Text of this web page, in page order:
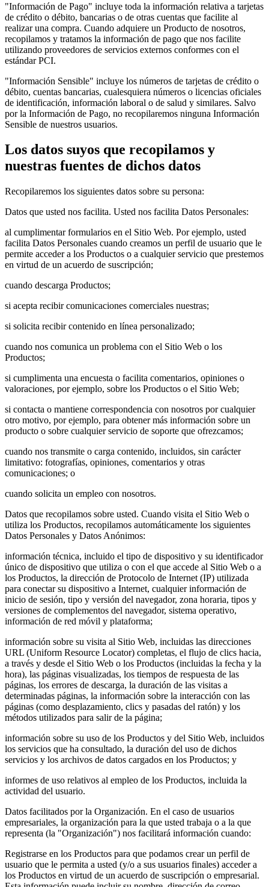
"Información de Pago" incluye toda la información relativa a tarjetas
de crédito o débito, bancarias o de otras cuentas que facilite al
realizar una compra. Cuando adquiere un Producto de nosotros,
recopilamos y tratamos la información de pago que nos facilite
utilizando proveedores de servicios externos conformes con el
estándar PCI.
"Información Sensible" incluye los números de tarjetas de crédito o
débito, cuentas bancarias, cualesquiera números o licencias oficiales
de identificación, información laboral o de salud y similares. Salvo
por la Información de Pago, no recopilaremos ninguna Información
Sensible de nuestros usuarios.
Los datos suyos que recopilamos y
nuestras fuentes de dichos datos
Recopilaremos los siguientes datos sobre su persona:
Datos que usted nos facilita. Usted nos facilita Datos Personales:
al cumplimentar formularios en el Sitio Web. Por ejemplo, usted
facilita Datos Personales cuando creamos un perfil de usuario que le
permite acceder a los Productos o a cualquier servicio que prestemos
en virtud de un acuerdo de suscripción;
cuando descarga Productos;
si acepta recibir comunicaciones comerciales nuestras;
si solicita recibir contenido en línea personalizado;
cuando nos comunica un problema con el Sitio Web o los
Productos;
si cumplimenta una encuesta o facilita comentarios, opiniones o
valoraciones, por ejemplo, sobre los Productos o el Sitio Web;
si contacta o mantiene correspondencia con nosotros por cualquier
otro motivo, por ejemplo, para obtener más información sobre un
producto o sobre cualquier servicio de soporte que ofrezcamos;
cuando nos transmite o carga contenido, incluidos, sin carácter
limitativo: fotografías, opiniones, comentarios y otras
comunicaciones; o
cuando solicita un empleo con nosotros.
Datos que recopilamos sobre usted. Cuando visita el Sitio Web o
utiliza los Productos, recopilamos automáticamente los siguientes
Datos Personales y Datos Anónimos:
información técnica, incluido el tipo de dispositivo y su identificador
único de dispositivo que utiliza o con el que accede al Sitio Web o a
los Productos, la dirección de Protocolo de Internet (IP) utilizada
para conectar su dispositivo a Internet, cualquier información de
inicio de sesión, tipo y versión del navegador, zona horaria, tipos y
versiones de complementos del navegador, sistema operativo,
información de red móvil y plataforma;
información sobre su visita al Sitio Web, incluidas las direcciones
URL (Uniform Resource Locator) completas, el flujo de clics hacia,
a través y desde el Sitio Web o los Productos (incluidas la fecha y la
hora), las páginas visualizadas, los tiempos de respuesta de las
páginas, los errores de descarga, la duración de las visitas a
determinadas páginas, la información sobre la interacción con las
páginas (como desplazamiento, clics y pasadas del ratón) y los
métodos utilizados para salir de la página;
información sobre su uso de los Productos y del Sitio Web, incluidos
los servicios que ha consultado, la duración del uso de dichos
servicios y los archivos de datos cargados en los Productos; y
informes de uso relativos al empleo de los Productos, incluida la
actividad del usuario.
Datos facilitados por la Organización. En el caso de usuarios
empresariales, la organización para la que usted trabaja o a la que
representa (la "Organización") nos facilitará información cuando:
Registrarse en los Productos para que podamos crear un perfil de
usuario que le permita a usted (y/o a sus usuarios finales) acceder a
los Productos en virtud de un acuerdo de suscripción o empresarial.